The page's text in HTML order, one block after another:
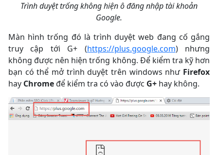
Trình duyệt trống không hiện ô đăng nhập tài khoản
Google.
Màn hình trống đó là trình duyệt web đang cố gắng
truy cập tới G+ (https://plus.google.com) nhưng
không được nên hiện trống không. Để kiểm tra kỹ hơn
bạn có thể mở trình duyệt trên windows như Firefox
hay Chromeđể kiểm tra có vào được G+ hay không.